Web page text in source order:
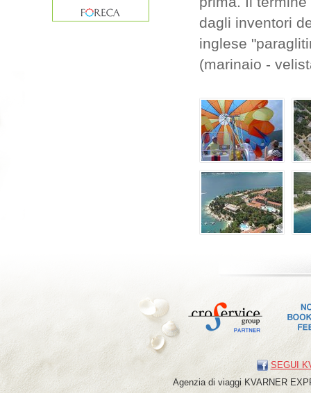
dagli inventori
inglese
(marinaio -
SEGUI
Agenzia di viaggi KVARNER